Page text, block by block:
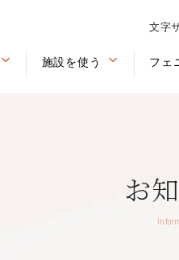
文字
施設を使う フェ
お